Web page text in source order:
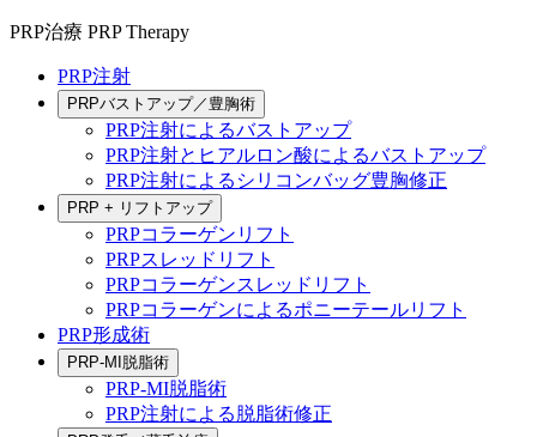
PRP治療 PRP Therapy
PRP注射
PRPバストアップ／豊胸術
PRP注射によるバストアップ
PRP注射とヒアルロン酸によるバストアップ
PRP注射によるシリコンバッグ豊胸修正
PRP + リフトアップ
PRPコラーゲンリフト
PRPスレッドリフト
PRPコラーゲンスレッドリフト
PRPコラーゲンによるポニーテールリフト
PRP形成術
PRP-MI脱脂術
PRP-MI脱脂術
PRP注射による脱脂術修正